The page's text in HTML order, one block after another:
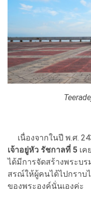
เนื่องจากในปี พ.ศ.
เจ้าอยู่หัว รัชกาลที่ 5 เค
ได้มีการจัดสร้างพระบ
สรณ์ให้ผู้คนได้ไปกรา
ของพระองค์นั่นเองค่ะ